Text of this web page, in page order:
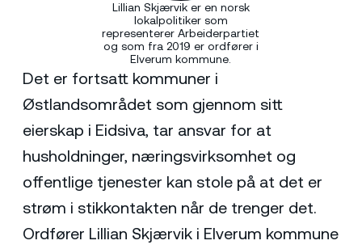
Lillian Skjærvik er en norsk
lokalpolitiker som
representerer Arbeiderpartiet
og som fra 2019 er ordfører i
Elverum kommune.
Det er fortsatt kommuner i
Østlandsområdet som gjennom sitt
eierskap i Eidsiva, tar ansvar for at
husholdninger, næringsvirksomhet og
offentlige tjenester kan stole på at det er
strøm i stikkontakten når de trenger det.
Ordfører Lillian Skjærvik i Elverum kommune